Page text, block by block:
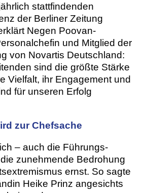
stattfindenden
der Berliner Zeitung
Negen Poovan-
und Mitglied der
von Novartis Deutschland:
sind die größte Stärke
Vielfalt, ihr Engagement und
für unseren Erfolg
zur Chefsache
– auch die Führungs-
zunehmende Bedrohung
ernst. So sagte
Heike Prinz angesichts